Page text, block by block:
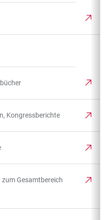
Kongressberichte
Gesamtbereich